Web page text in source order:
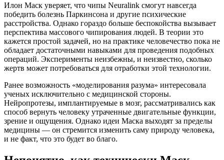
Илон Маск уверяет, что чипы Neuralink смогут навсегда
победить болезнь Паркинсона и другие психические
расстройства. Однако гораздо больше беспокойства вызывает
перспектива массового чипирования людей. В теории это
кажется простой задачей, но на практике человечество пока не
обладает достаточными навыками для проведения подобных
операций. Эксперименты неизбежны, и неизвестно, сколько
жертв может потребоваться для отработки этой технологии.
Ранее возможность «моделирования разума» интересовала
ученых исключительно с медицинской стороны.
Нейропротезы, имплантируемые в мозг, рассматривались как
способ вернуть человеку утраченные двигательные функции,
зрение и ощущения. Однако идеи Маска выходят за пределы
медицины — он стремится изменить саму природу человека,
и не факт, что это будет во благо.